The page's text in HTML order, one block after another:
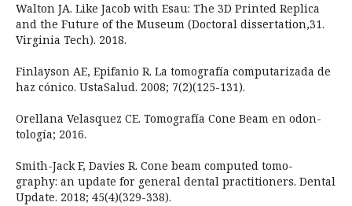
Walton JA. Like Jacob with Esau: The 3D Printed Replica
and the Future of the Museum (Doctoral dissertation,31.
Virginia Tech). 2018.
Finlayson AE, Epifanio R. La tomografía computarizada de
haz cónico. UstaSalud. 2008; 7(2)(125-131).
Orellana Velasquez CE. Tomografía Cone Beam en odon-
tología; 2016.
Smith-Jack F, Davies R. Cone beam computed tomo-
graphy: an update for general dental practitioners. Dental
Update. 2018; 45(4)(329-338).